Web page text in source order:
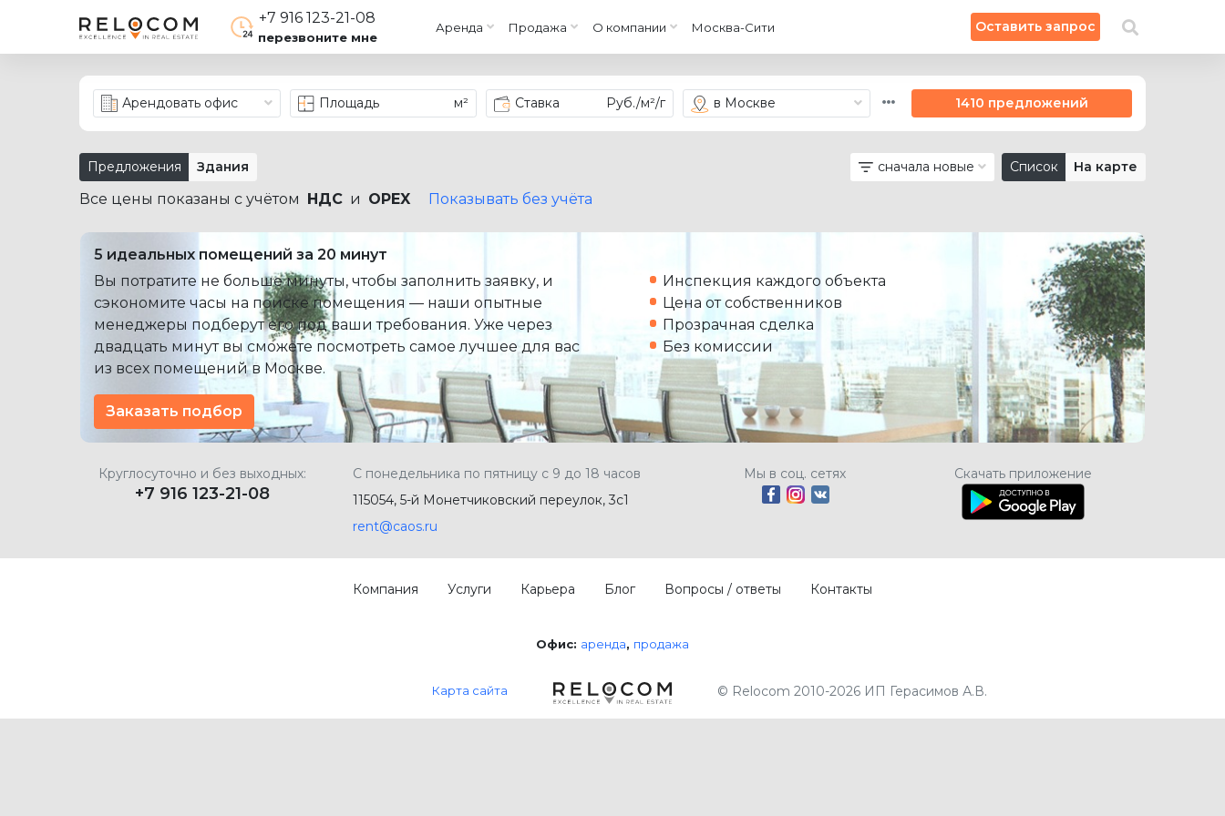
+7 916 123-21-08
перезвоните мне
Аренда Продажа О компании Москва-Сити Оставить запрос
× Искать на карте
Арендовать офис Площадь м² Ставка Руб./м²/г в Москве 1410 предложений
Предложения Здания сначала новые Список На карте
Все цены показаны с учётом НДС и OPEX Показывать без учёта
5 идеальных помещений за 20 минут
Вы потратите не больше минуты, чтобы заполнить заявку, и
сэкономите часы на поиске помещения — наши опытные
менеджеры подберут его под ваши требования. Уже через
двадцать минут вы сможете посмотреть самое лучшее для вас
из всех помещений в Москве.
Инспекция каждого объекта
Цена от собственников
Прозрачная сделка
Без комиссии
Заказать подбор
Круглосуточно и без выходных:
+7 916 123-21-08
С понедельника по пятницу с 9 до 18 часов
115054, 5-й Монетчиковский переулок, 3с1
rent@caos.ru
Мы в соц. сетях Скачать приложение
Компания Услуги Карьера Блог Вопросы / ответы Контакты
Офис: аренда продажа
Карта сайта © Relocom 2010-2026 ИП Герасимов А.В.